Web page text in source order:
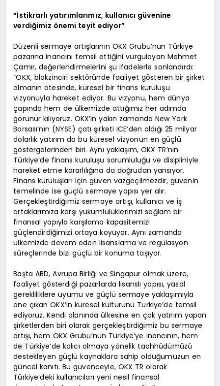
“İstikrarlı yatırımlarımız, kullanıcı güvenine
verdiğimiz önemi teyit ediyor”
Düzenli sermaye artışlarının OKX Grubu’nun Türkiye
pazarına inancını temsil ettiğini vurgulayan Mehmet
Çamır, değerlendirmelerini şu ifadelerle sonlandırdı:
“OKX, blokzinciri sektöründe faaliyet gösteren bir şirket
olmanın ötesinde, küresel bir finans kuruluşu
vizyonuyla hareket ediyor. Bu vizyonu, hem dünya
çapında hem de ülkemizde attığımız her adımda
görünür kılıyoruz. OKX’in yakın zamanda New York
Borsası’nın (NYSE) çatı şirketi ICE’den aldığı 25 milyar
dolarlık yatırım da bu küresel vizyonun en güçlü
göstergelerinden biri. Aynı yaklaşım, OKX TR’nin
Türkiye’de finans kuruluşu sorumluluğu ve disipliniyle
hareket etme kararlılığına da doğrudan yansıyor.
Finans kuruluşları için güven vazgeçilmezdir, güvenin
temelinde ise güçlü sermaye yapısı yer alır.
Gerçekleştirdiğimiz sermaye artışı, kullanıcı ve iş
ortaklarımıza karşı yükümlülüklerimizi sağlam bir
finansal yapıyla karşılama kapasitemizi
güçlendirdiğimizi ortaya koyuyor. Aynı zamanda
ülkemizde devam eden lisanslama ve regülasyon
süreçlerinde bizi güçlü bir konuma taşıyor.
Başta ABD, Avrupa Birliği ve Singapur olmak üzere,
faaliyet gösterdiği pazarlarda lisanslı yapısı, yasal
gerekliliklere uyumu ve güçlü sermaye yaklaşımıyla
öne çıkan OKX’in küresel kültürünü Türkiye’de temsil
ediyoruz. Kendi alanında ülkesine en çok yatırım yapan
şirketlerden biri olarak gerçekleştirdiğimiz bu sermaye
artışı, hem OKX Grubu’nun Türkiye’ye inancının, hem
de Türkiye’de kalıcı olmaya yönelik taahhüdümüzü
destekleyen güçlü kaynaklara sahip olduğumuzun en
güncel kanıtı. Bu güvenceyle, OKX TR olarak
Türkiye’deki kullanıcıları yeni nesil finansal